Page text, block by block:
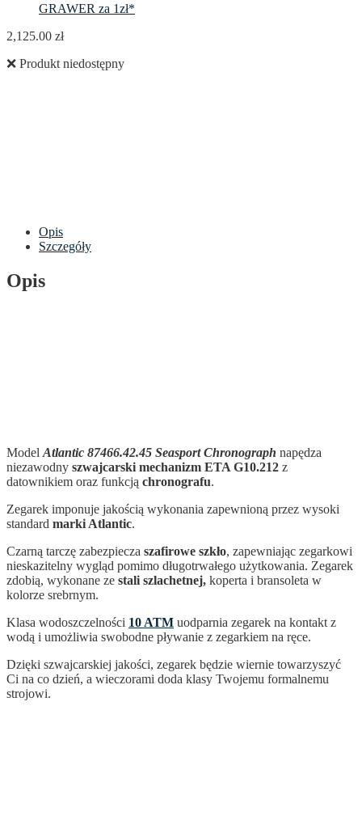
GRAWER za 1zł*
2,125.00 zł
❌ Produkt niedostępny
Opis
Szczegóły
Opis
Model Atlantic 87466.42.45 Seasport Chronograph napędza
niezawodny szwajcarski mechanizm ETA G10.212 z
datownikiem oraz funkcją chronografu.
Zegarek imponuje jakością wykonania zapewnioną przez wysoki
standard marki Atlantic.
Czarną tarczę zabezpiecza szafirowe szkło, zapewniając zegarkowi
nieskazitelny wygląd pomimo długotrwałego użytkowania. Zegarek
zdobią, wykonane ze stali szlachetnej, koperta i bransoleta w
kolorze srebrnym.
Klasa wodoszczelności 10 ATM uodparnia zegarek na kontakt z
wodą i umożliwia swobodne pływanie z zegarkiem na ręce.
Dzięki szwajcarskiej jakości, zegarek będzie wiernie towarzyszyć
Ci na co dzień, a wieczorami doda klasy Twojemu formalnemu
strojowi.